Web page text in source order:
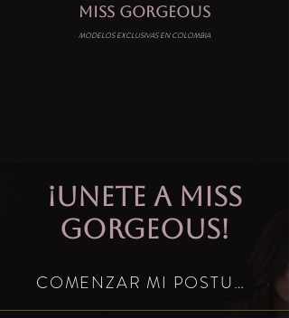
MISS GORGEOUS
MODELOS EXCLUSIVAS EN COLOMBIA
¡Unete a Miss
Gorgeous!
COMENZAR MI POSTULACIÓN